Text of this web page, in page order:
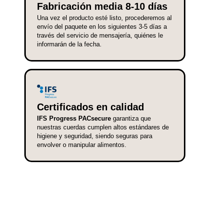
Fabricación media 8-10 días
Una vez el producto esté listo, procederemos al
envío del paquete en los siguientes 3-5 días a
través del servicio de mensajería, quiénes le
informarán de la fecha.
Certificados en calidad
IFS Progress PACsecure garantiza que
nuestras cuerdas cumplen altos estándares de
higiene y seguridad, siendo seguras para
envolver o manipular alimentos.